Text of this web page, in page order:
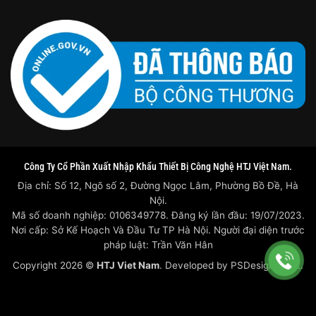
Công Ty Cổ Phần Xuất Nhập Khẩu Thiết Bị Công Nghệ HTJ Việt Nam.
Địa chỉ: Số 12, Ngõ số 2, Đường Ngọc Lâm, Phường Bồ Đề, Hà
Nội.
Mã số doanh nghiệp: 0106349778. Đăng ký lần đầu: 19/07/2023.
Nơi cấp: Sở Kế Hoạch Và Đầu Tư TP Hà Nội. Người đại diện trước
pháp luật: Trần Văn Hân
Copyright 2026 © HTJ Viet Nam. Developed by PSDesigner.net.